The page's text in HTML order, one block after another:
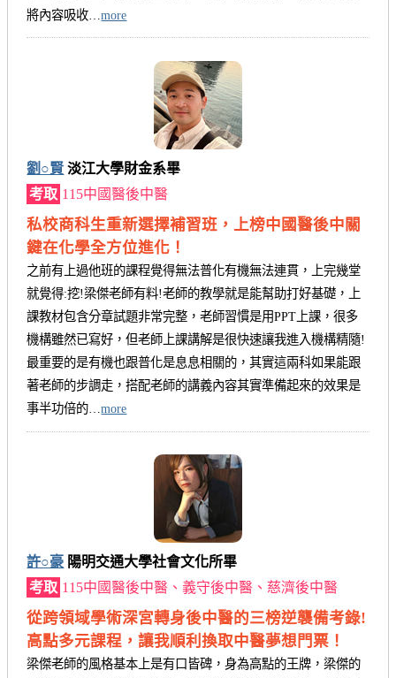
將內容吸收…more
劉○賢 淡江大學財金系畢
考取 115中國醫後中醫
私校商科生重新選擇補習班，上榜中國醫後中關
鍵在化學全方位進化！
之前有上過他班的課程覺得無法普化有機無法連貫，上完幾堂
就覺得:挖!梁傑老師有料!老師的教學就是能幫助打好基礎，上
課教材包含分章試題非常完整，老師習慣是用PPT上課，很多
機構雖然已寫好，但老師上課講解是很快速讓我進入機構精隨!
最重要的是有機也跟普化是息息相關的，其實這兩科如果能跟
著老師的步調走，搭配老師的講義內容其實準備起來的效果是
事半功倍的…more
許○豪 陽明交通大學社會文化所畢
考取 115中國醫後中醫、義守後中醫、慈濟後中醫
從跨領域學術深宮轉身後中醫的三榜逆襲備考錄!
高點多元課程，讓我順利換取中醫夢想門票！
梁傑老師的風格基本上是有口皆碑，身為高點的王牌，梁傑的